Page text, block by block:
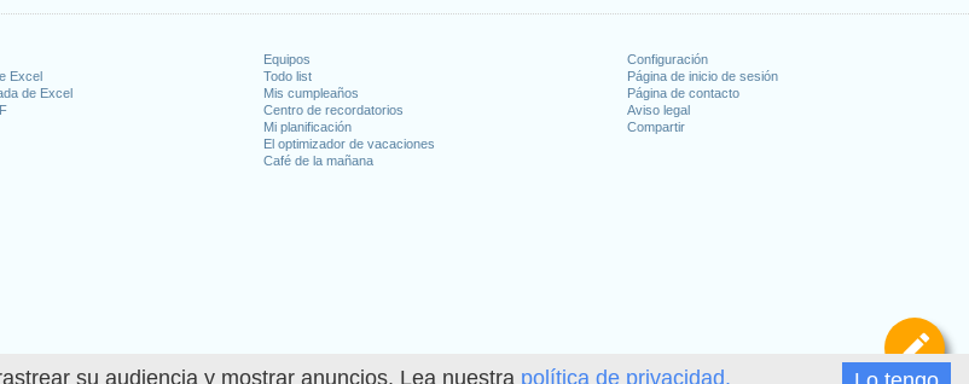
su audiencia y mostrar anuncios. Lea nuestra política de privacidad.
Excel
de Excel
Equipos
Todo list
Mis cumpleaños
Centro de recordatorios
Mi planificación
El optimizador de vacaciones
Café de la mañana
Configuración
Página de inicio de sesión
Página de contacto
Aviso legal
Compartir